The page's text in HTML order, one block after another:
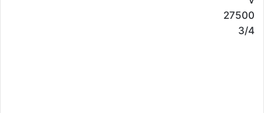
27500
3/4